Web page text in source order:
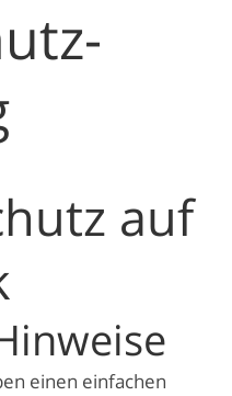
auf
einen einfachen